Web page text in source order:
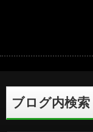
ブログ内検索